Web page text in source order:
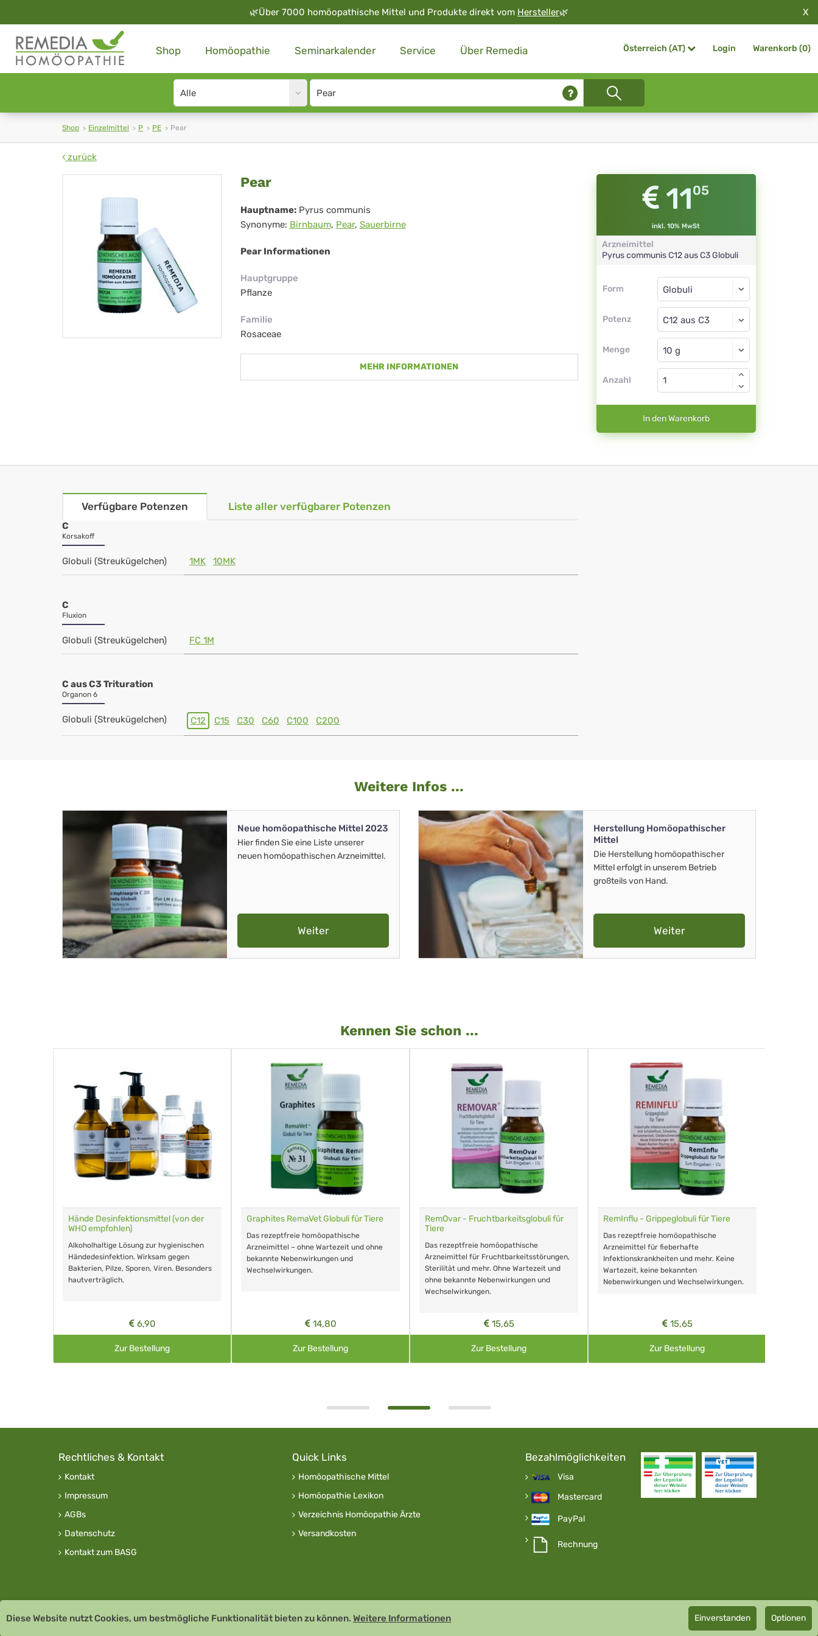
🌿Über 7000 homöopathische Mittel und Produkte direkt vom Hersteller🌿 X
Shop Homöopathie Seminarkalender Service Über Remedia Österreich (AT) Login Warenkorb (0)
Search
type
Site
search
Shop Einzelmittel P PE Pear
zurück
Pear
Pear
Hauptname: Pyrus communis
Synonyme: Birnbaum, Pear, Sauerbirne
Pear Informationen
Hauptgruppe
Pflanze
Familie
Rosaceae
MEHR INFORMATIONEN
1105
inkl. 10% MwSt
Arzneimittel
Pyrus communisC12 aus C3 Globuli
Form
Form
Potenz
Globuli
C12 aus C3
Menge
Globuli
Anzahl
In den Warenkorb
Verfügbare Potenzen Liste aller verfügbarer Potenzen
C
Korsakoff
Globuli (Streukügelchen) 1MK 10MK
C
Fluxion
Globuli (Streukügelchen) FC 1M
C aus C3 Trituration
Organon 6
Globuli (Streukügelchen) C12 C15 C30 C60 C100 C200
Weitere Infos ...
Neue homöopathische Mittel 2023
Hier finden Sie eine Liste unserer
neuen homöopathischen Arzneimittel.
Weiter
Herstellung Homöopathischer
Mittel
Die Herstellung homöopathischer
Mittel erfolgt in unserem Betrieb
großteils von Hand.
Weiter
Kennen Sie schon ...
Hände Desinfektionsmittel (von der
WHO empfohlen)
Alkoholhaltige Lösung zur hygienischen
Händedesinfektion. Wirksam gegen
Bakterien, Pilze, Sporen, Viren. Besonders
hautverträglich.
6,90
Zur Bestellung
Graphites RemaVet Globuli für Tiere
Das rezeptfreie homöopathische
Arzneimittel – ohne Wartezeit und ohne
bekannte Nebenwirkungen und
Wechselwirkungen.
14,80
Zur Bestellung
RemOvar - Fruchtbarkeitsglobuli für
Tiere
Das rezeptfreie homöopathische
Arzneimittel für Fruchtbarkeitsstörungen,
Sterilität und mehr. Ohne Wartezeit und
ohne bekannte Nebenwirkungen und
Wechselwirkungen.
15,65
Zur Bestellung
RemInflu - Grippeglobuli für Tiere
Das rezeptfreie homöopathische
Arzneimittel für fieberhafte
Infektionskrankheiten und mehr. Keine
Wartezeit, keine bekannten
Nebenwirkungen und Wechselwirkungen.
15,65
Zur Bestellung
Rechtliches & Kontakt
Kontakt
Impressum
AGBs
Datenschutz
Kontakt zum BASG
Quick Links
Homöopathische Mittel
Homöopathie Lexikon
Verzeichnis Homöopathie Ärzte
Versandkosten
Bezahlmöglichkeiten
Visa
Mastercard
PayPal
Rechnung
Copyright © 2026 Team Santé Salvator Apotheke - GDP zertifiziert Remedia Homöopathie GmbH GMP zertifizierter Arzneihersteller
Diese Website nutzt Cookies, um bestmögliche Funktionalität bieten zu können. Weitere Informationen Einverstanden Optionen